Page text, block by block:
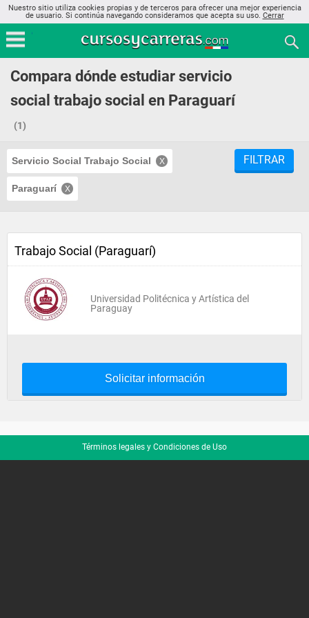
Nuestro sitio utiliza cookies propias y de terceros para ofrecer una mejor experiencia
de usuario. Si continúa navegando consideramos que acepta su uso. Cerrar
Compara dónde estudiar servicio
social trabajo social en Paraguarí
(1)
Servicio Social Trabajo Social
Paraguarí
FILTRAR
Trabajo Social (Paraguarí)
Universidad Politécnica y Artística del
Paraguay
Solicitar información
Términos legales y Condiciones de Uso